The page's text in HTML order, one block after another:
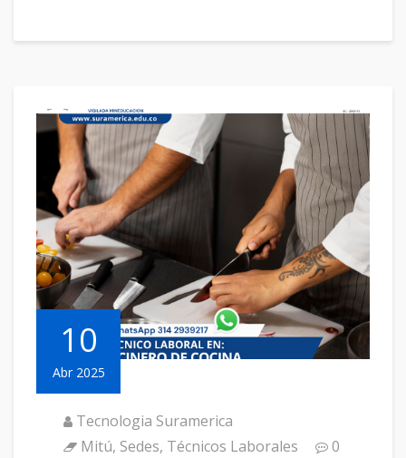
10
Abr 2025
Tecnologia Suramerica
Mitú, Sedes, Técnicos Laborales 0